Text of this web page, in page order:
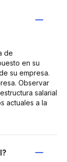
de
en su
su empresa.
Observar
salarial
actuales a la